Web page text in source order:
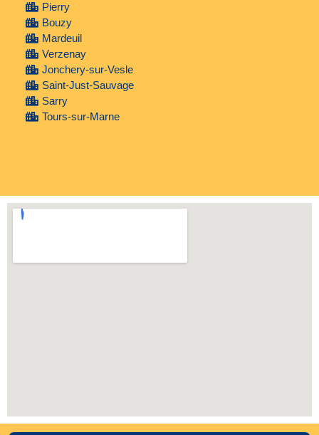
Pierry
Bouzy
Mardeuil
Verzenay
Jonchery-sur-Vesle
Saint-Just-Sauvage
Sarry
Tours-sur-Marne